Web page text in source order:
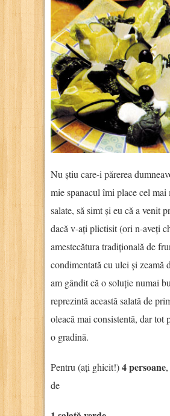
Nu știu care-i părerea
mie spanacul îmi place cel
salate, să simt și eu că a venit
dacă v-ați plictisit (ori n-aveți
amestecătura tradițională de
condimentată cu ulei și zeamă
am gândit că o soluție numai
reprezintă această salată de
oleacă mai consistentă, dar tot
o gradină.
Pentru (ați ghicit!)4 persoane
de